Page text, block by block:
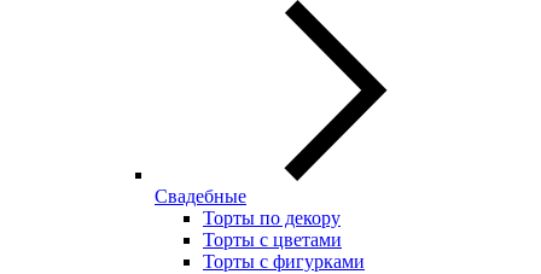
Свадебные
Торты по декору
Торты с цветами
Торты с фигурками